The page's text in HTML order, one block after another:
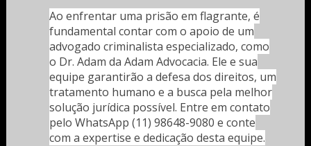
Ao enfrentar uma prisão em flagrante, é
fundamental contar com o apoio de um
advogado criminalista especializado, como
o Dr. Adam da Adam Advocacia. Ele e sua
equipe garantirão a defesa dos direitos, um
tratamento humano e a busca pela melhor
solução jurídica possível. Entre em contato
pelo WhatsApp (11) 98648-9080 e conte
com a expertise e dedicação desta equipe.